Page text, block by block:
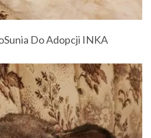
Do Adopcji INKA